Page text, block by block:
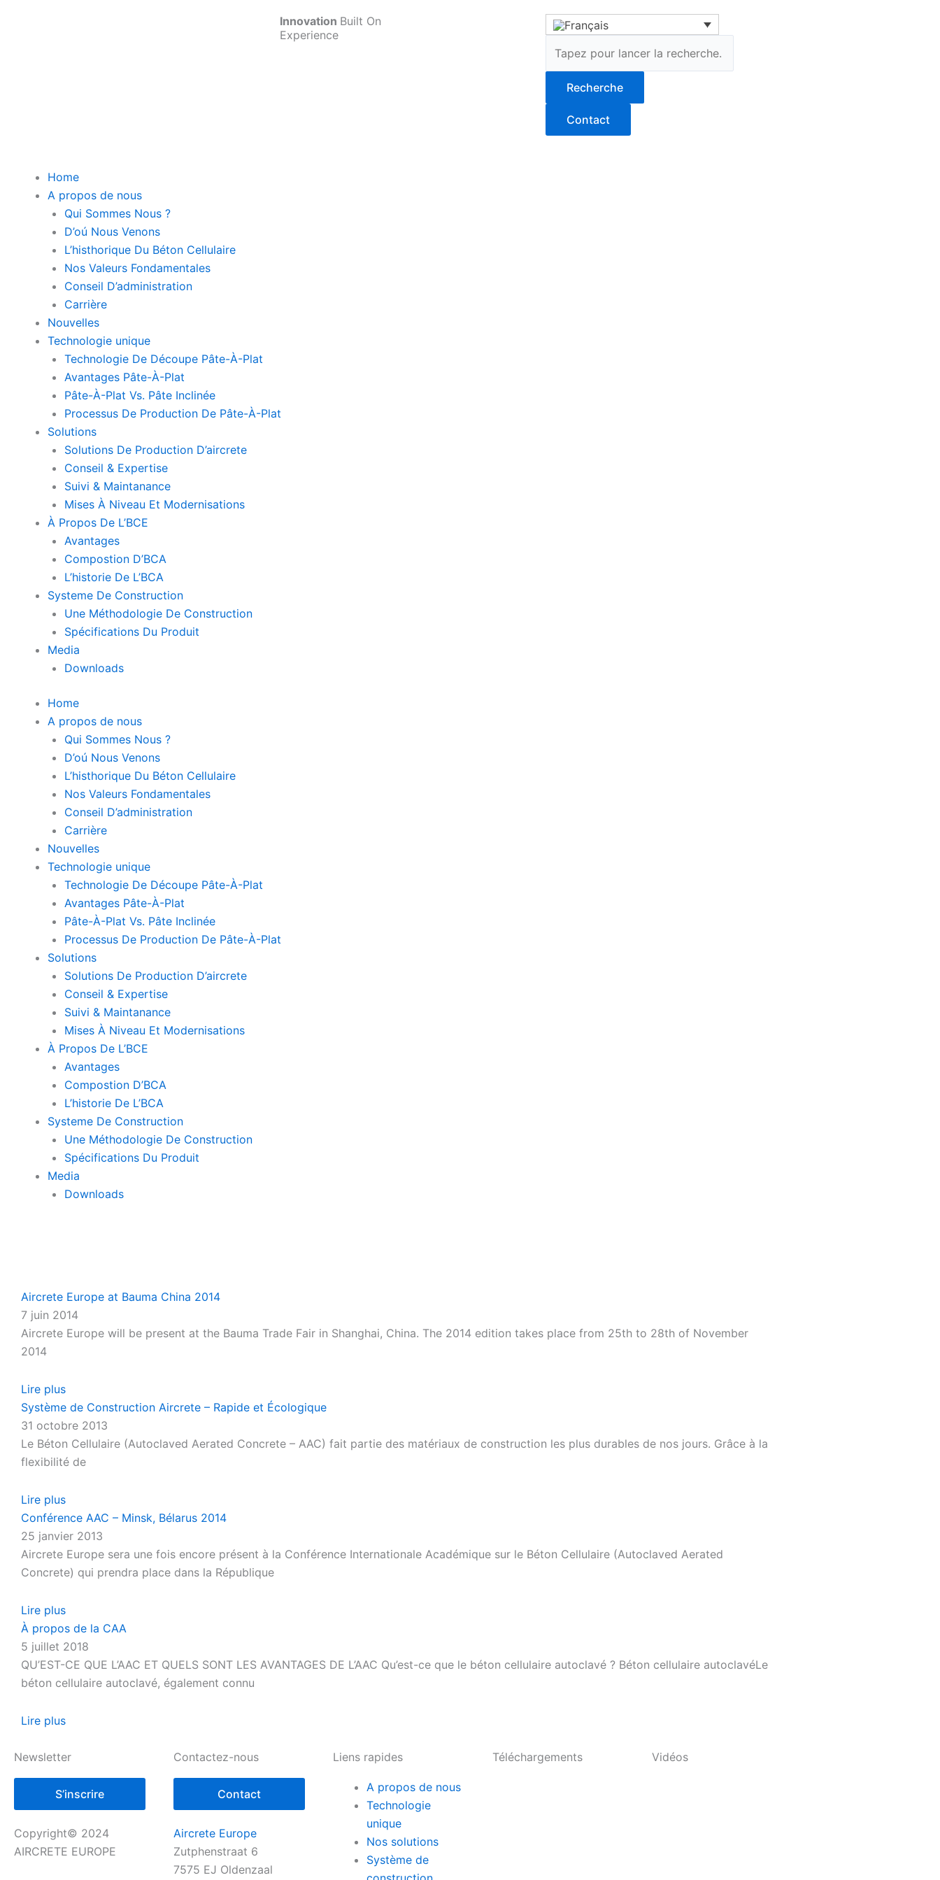
Innovation Built On
Experience
Recherche
Contact
Home
A propos de nous
Qui Sommes Nous ?
D’oú Nous Venons
L’histhorique Du Béton Cellulaire
Nos Valeurs Fondamentales
Conseil D’administration
Carrière
Nouvelles
Technologie unique
Technologie De Découpe Pâte-À-Plat
Avantages Pâte-À-Plat
Pâte-À-Plat Vs. Pâte Inclinée
Processus De Production De Pâte-À-Plat
Solutions
Solutions De Production D’aircrete
Conseil & Expertise
Suivi & Maintanance
Mises À Niveau Et Modernisations
À Propos De L’BCE
Avantages
Compostion D’BCA
L’historie De L’BCA
Systeme De Construction
Une Méthodologie De Construction
Spécifications Du Produit
Media
Downloads
Home
A propos de nous
Qui Sommes Nous ?
D’oú Nous Venons
L’histhorique Du Béton Cellulaire
Nos Valeurs Fondamentales
Conseil D’administration
Carrière
Nouvelles
Technologie unique
Technologie De Découpe Pâte-À-Plat
Avantages Pâte-À-Plat
Pâte-À-Plat Vs. Pâte Inclinée
Processus De Production De Pâte-À-Plat
Solutions
Solutions De Production D’aircrete
Conseil & Expertise
Suivi & Maintanance
Mises À Niveau Et Modernisations
À Propos De L’BCE
Avantages
Compostion D’BCA
L’historie De L’BCA
Systeme De Construction
Une Méthodologie De Construction
Spécifications Du Produit
Media
Downloads
Aircrete Europe at Bauma China 2014
7 juin 2014
Aircrete Europe will be present at the Bauma Trade Fair in Shanghai, China. The 2014 edition takes place from 25th to 28th of November
2014
Lire plus
Système de Construction Aircrete – Rapide et Écologique
31 octobre 2013
Le Béton Cellulaire (Autoclaved Aerated Concrete – AAC) fait partie des matériaux de construction les plus durables de nos jours. Grâce à la
flexibilité de
Lire plus
Conférence AAC – Minsk, Bélarus 2014
25 janvier 2013
Aircrete Europe sera une fois encore présent à la Conférence Internationale Académique sur le Béton Cellulaire (Autoclaved Aerated
Concrete) qui prendra place dans la République
Lire plus
À propos de la CAA
5 juillet 2018
QU’EST-CE QUE L’AAC ET QUELS SONT LES AVANTAGES DE L’AAC Qu’est-ce que le béton cellulaire autoclavé ? Béton cellulaire autoclavéLe
béton cellulaire autoclavé, également connu
Lire plus
Newsletter
S’inscrire
Copyright© 2024
AIRCRETE EUROPE
Contactez-nous
Contact
Aircrete Europe
Zutphenstraat 6
7575 EJ Oldenzaal
Liens rapides
A propos de nous
Technologie
unique
Nos solutions
Système de
Téléchargements Vidéos